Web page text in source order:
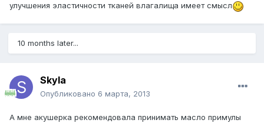
улучшения эластичности тканей влагалища имеет смысл
10 months later...
Skyla
Опубликовано 6 марта, 2013
А мне акушерка рекомендовала принимать масло примулы